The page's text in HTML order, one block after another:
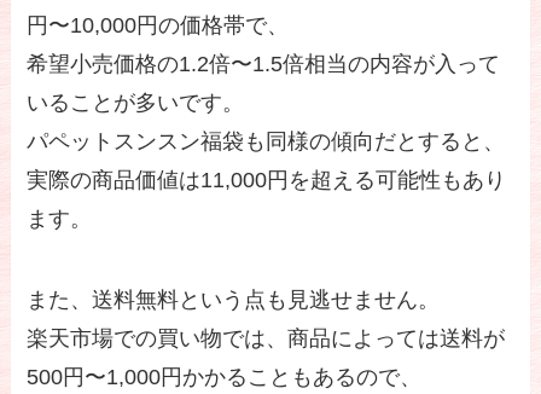
円〜10,000円の価格帯で、
希望小売価格の1.2倍〜1.5倍相当の内容が入って
いることが多いです。
パペットスンスン福袋も同様の傾向だとすると、
実際の商品価値は11,000円を超える可能性もあり
ます。
また、送料無料という点も見逃せません。
楽天市場での買い物では、商品によっては送料が
500円〜1,000円かかることもあるので、